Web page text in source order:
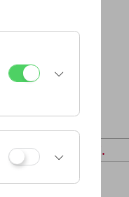
Sa 22.7.